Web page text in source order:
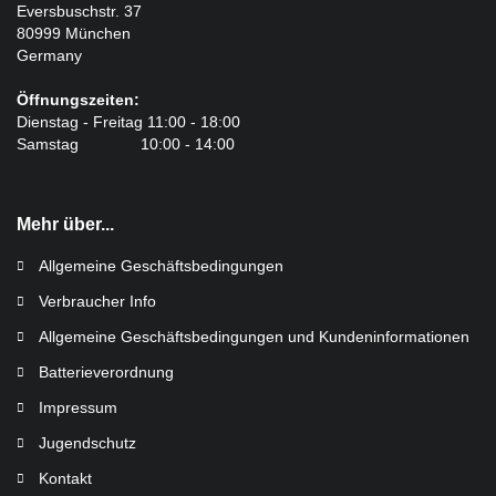
Eversbuschstr. 37
80999 München
Germany
Öffnungszeiten:
Dienstag - Freitag 11:00 - 18:00
Samstag 10:00 - 14:00
Mehr über...
Allgemeine Geschäftsbedingungen
Verbraucher Info
Allgemeine Geschäftsbedingungen und Kundeninformationen
Batterieverordnung
Impressum
Jugendschutz
Kontakt